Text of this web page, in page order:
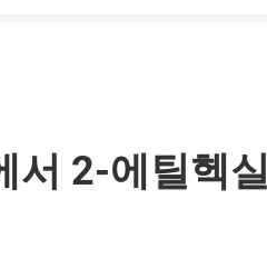
서 2-에틸헥